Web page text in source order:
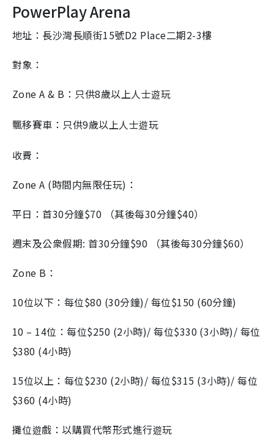
PowerPlay Arena
地址：長沙灣長順街15號D2 Place二期2-3樓
對象：
Zone A & B ：只供8歲以上人士遊玩
飄移賽車：只供9歲以上人士遊玩
收費：
Zone A (時間内無限任玩) ：
平日：首30分鐘$70 （其後每30分鐘$40）
週末及公衆假期: 首30分鐘$90 （其後每30分鐘$60）
Zone B ：
10位以下：每位$80 (30分鐘)/ 每位$150 (60分鐘)
10 – 14位：每位$250 (2小時)/每位$330 (3小時)/ 每位
$380 (4小時)
15位以上：每位$230 (2小時)/ 每位$315 (3小時)/每位
$360 (4小時)
攤位遊戲：以購買代幣形式進行遊玩